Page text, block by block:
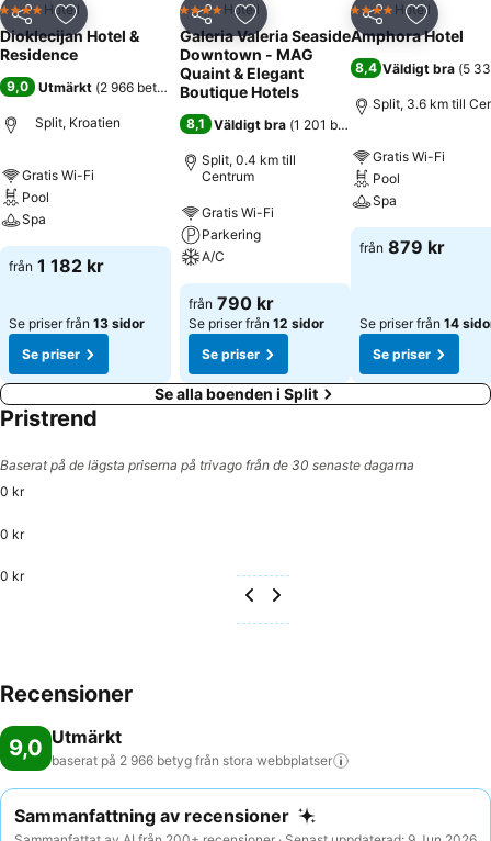
Dela Lägg till i Mina Favoriter
4 StjärnorHotell
Dioklecijan Hotel &
Residence
9,0 Utmärkt (2 966 betyg
Split, Kroatien
Gratis Wi-Fi
Pool
Spa
från 1 182 kr
Se priser från 13 sidor
Se priser
Dela Lägg till i Mina Favoriter
4 StjärnorHotell
Galeria Valeria Seaside
Downtown - MAG
Quaint & Elegant
Boutique Hotels
8,1 Väldigt bra (1 201 betyg
Split, 0.4 km till
Centrum
Gratis Wi-Fi
Parkering
A/C
från 790 kr
Se priser från 12 sidor
Se priser
Dela Lägg till
4 StjärnorHotell
Amphora Hotel
8,4 Väldigt bra (5
Split, 3.6 km till
Gratis Wi-Fi
Pool
Spa
från 879 kr
Se priser från 14
Se priser
Se alla boenden i Split
Pristrend
Baserat på de lägsta priserna på trivago från de 30 senaste dagarna
0 kr
0 kr
0 kr
Recensioner
9,0 Utmärkt
baserat på 2 966 betyg från stora webbplatser
Sammanfattning av recensioner